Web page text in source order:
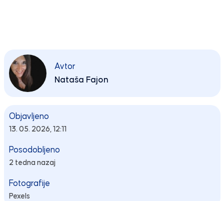
Avtor
Nataša Fajon
Objavljeno
13. 05. 2026, 12:11
Posodobljeno
2 tedna nazaj
Fotografije
Pexels